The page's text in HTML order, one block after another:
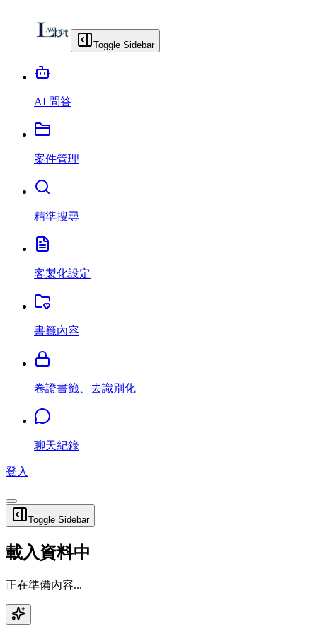
Toggle Sidebar
AI 問答
案件管理
精準搜尋
客製化設定
書籤內容
卷證書籤、去識別化
聊天紀錄
登入
Toggle Sidebar
載入資料中
正在準備內容...